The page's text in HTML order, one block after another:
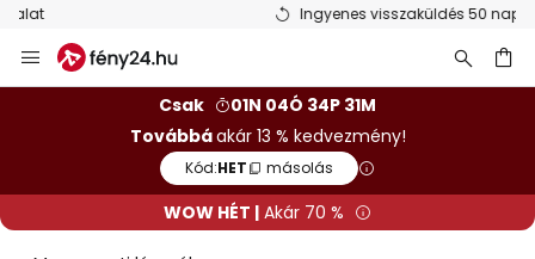
Ingyenes visszaküldés 50 napon belül
Ugrás
a
Csak
01N 04Ó 34P 31M
Továbbáakár 13 % kedvezmény!
Kód:HET másolás
WOW HÉT | Akár 70 %